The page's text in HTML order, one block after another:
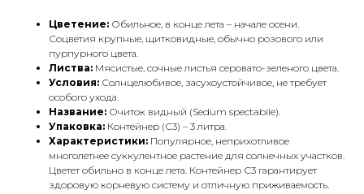
Цветение: Обильное, в конце лета – начале осени.
Соцветия крупные, щитковидные, обычно розового или
пурпурного цвета.
Листва: Мясистые, сочные листья серовато-зеленого цвета.
Условия: Солнцелюбивое, засухоустойчивое, не требует
особого ухода.
Название: Очиток видный (Sedum spectabile).
Упаковка: Контейнер (С3) – 3 литра.
Характеристики: Популярное, неприхотливое
многолетнее суккулентное растение для солнечных участков.
Цветет обильно в конце лета. Контейнер С3 гарантирует
здоровую корневую систему и отличную приживаемость.